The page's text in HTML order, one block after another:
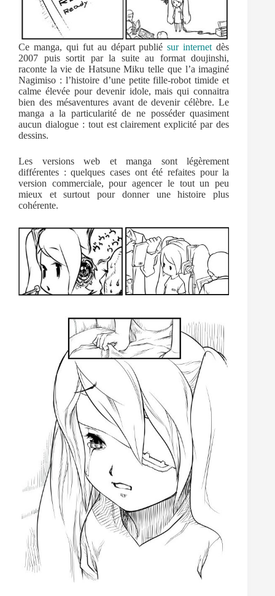
Ce manga, qui fut au départ publiésur internet dès
2007 puis sortit par la suite au format doujinshi,
raconte la vie de Hatsune Miku telle que l’a imaginé
Nagimiso : l’histoire d’une petite fille-robot timide et
calme élevée pour devenir idole, mais qui connaitra
bien des mésaventures avant de devenir célèbre. Le
manga a la particularité de ne posséder quasiment
aucun dialogue : tout est clairement explicité par des
dessins.
Les versions web et manga sont légèrement
différentes : quelques cases ont été refaites pour la
version commerciale, pour agencer le tout un peu
mieux et surtout pour donner une histoire plus
cohérente.